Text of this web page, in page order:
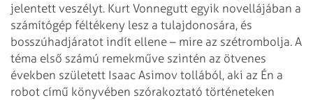
jelentett veszélyt. Kurt Vonnegutt egyik novellájában a
számítógép féltékeny lesz a tulajdonosára, és
bosszúhadjáratot indít ellene – mire az szétrombolja. A
téma első számú remekműve szintén az ötvenes
években született Isaac Asimov tollából, aki az Én a
robot című könyvében szórakoztató történeteken